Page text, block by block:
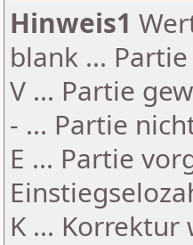
Hinweis1
blank ...
V ... Partie
- ... Partie
E ... Partie
K ...